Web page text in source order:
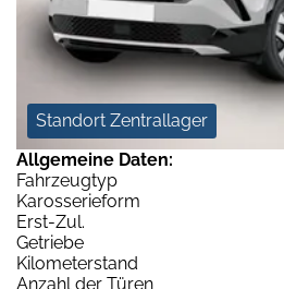
Standort Zentrallager
Allgemeine Daten:
Fahrzeugtyp
Karosserieform
Erst-Zul.
Getriebe
Kilometerstand
Anzahl der Türen